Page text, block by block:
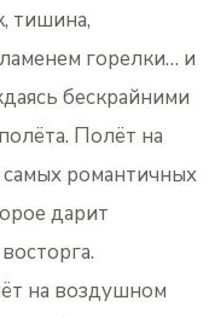
тишина,
горелки… и
бескрайними
Полёт на
романтичных
дарит
на воздушном